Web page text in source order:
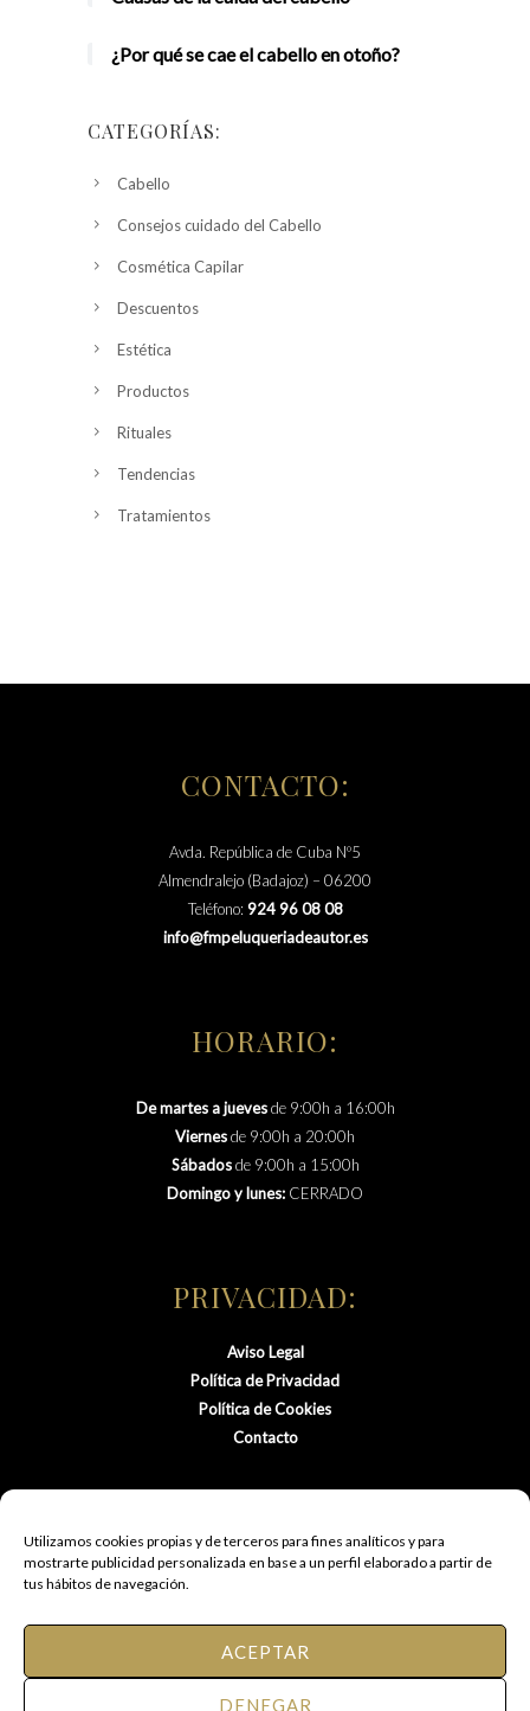
Utilizamos cookies propias y de terceros para fines analíticos y para
mostrarte publicidad personalizada en base a un perfil elaborado a partir de
tus hábitos de navegación.
ACEPTAR
DENEGAR
¿Por qué se cae el cabello en otoño?
CATEGORÍAS:
Cabello
Consejos cuidado del Cabello
Cosmética Capilar
Descuentos
Estética
Productos
Rituales
Tendencias
Tratamientos
CONTACTO:
Avda. República de Cuba Nº5
Almendralejo (Badajoz) – 06200
Teléfono: 924 96 08 08
info@fmpeluqueriadeautor.es
HORARIO:
De martes a juevesde 9:00h a 16:00h
Viernesde 9:00h a 20:00h
Sábadosde 9:00h a 15:00h
Domingo y lunes: CERRADO
PRIVACIDAD:
Aviso Legal
Política de Privacidad
Política de Cookies
Contacto
Todos los derechos reservados.